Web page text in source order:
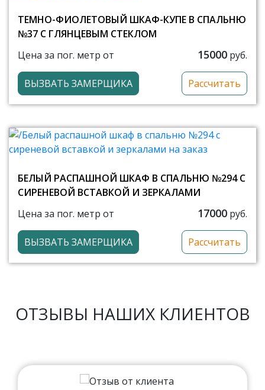
ТЕМНО-ФИОЛЕТОВЫЙ ШКАФ-КУПЕ В СПАЛЬНЮ
№37 С ГЛЯНЦЕВЫМ СТЕКЛОМ
Цена за пог. метр от
15000 руб.
ВЫЗВАТЬ ЗАМЕРЩИКА Рассчитать
БЕЛЫЙ РАСПАШНОЙ ШКАФ В СПАЛЬНЮ №294 С
СИРЕНЕВОЙ ВСТАВКОЙ И ЗЕРКАЛАМИ
Цена за пог. метр от
17000 руб.
ВЫЗВАТЬ ЗАМЕРЩИКА Рассчитать
ОТЗЫВЫ НАШИХ КЛИЕНТОВ